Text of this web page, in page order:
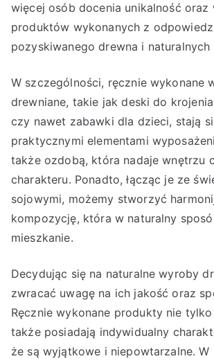
więcej osób docenia unikalność oraz
produktów wykonanych z
pozyskiwanego drewna i naturalnych
W szczególności, ręcznie wykonane
drewniane, takie jak deski do
czy nawet zabawki dla dzieci, stają
praktycznymi elementami
także ozdobą, która nadaje wnętrzu
charakteru. Ponadto, łącząc je ze
sojowymi, możemy stworzyć
kompozycję, która w naturalny
mieszkanie.
Decydując się na naturalne wyroby
zwracać uwagę na ich jakość oraz
Ręcznie wykonane produkty nie
także posiadają indywidualny
że są wyjątkowe i niepowtarzalne. W